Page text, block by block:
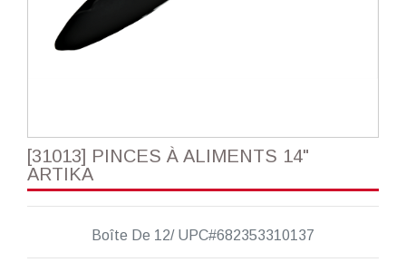
[31013] PINCES À ALIMENTS 14"
ARTIKA
Boîte De 12/ UPC#682353310137